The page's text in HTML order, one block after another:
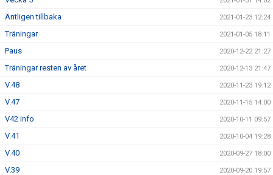
Äntligen tillbaka 2021-01-23 12:24
Träningar 2021-01-05 18:11
Paus 2020-12-22 21:27
Träningar resten av året 2020-12-13 21:47
V.48 2020-11-23 19:12
V.47 2020-11-15 14:00
V42 info 2020-10-11 09:57
V.41 2020-10-04 19:28
V.40 2020-09-27 18:00
V.39 2020-09-20 19:57